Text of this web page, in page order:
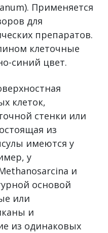
Применяется
для
препаратов.
клеточные
синий цвет.
клеток,
стенки или
из
имеются у
у
и
основой
или
и
из одинаковых